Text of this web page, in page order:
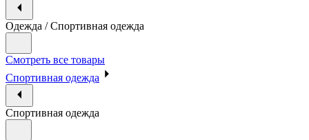
Одежда / Спортивная одежда
Смотреть все товары
Спортивная одежда
Спортивная одежда